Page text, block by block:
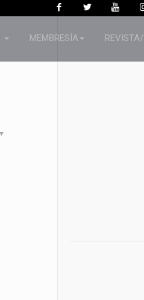
MEMBRESÍA REVISTA/